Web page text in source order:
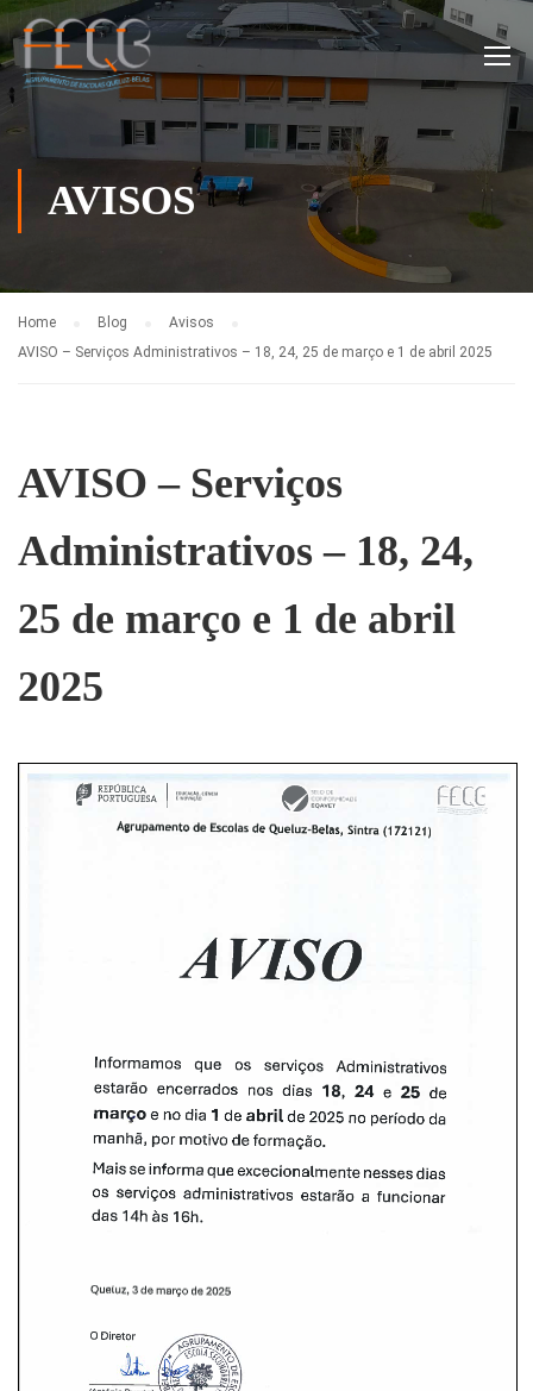
AVISOS
Home Blog
Avisos
AVISO – Serviços Administrativos – 18, 24, 25 de março e 1 de abril 2025
AVISO – Serviços
Administrativos – 18, 24,
25 de março e 1 de abril
2025